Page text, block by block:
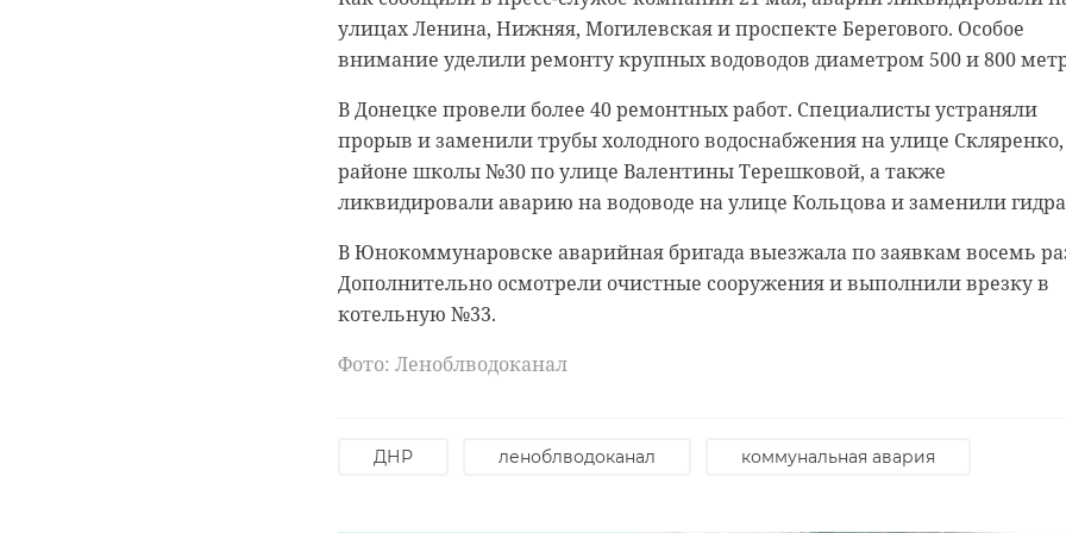
улицах Ленина, Нижняя, Могилевская и проспекте Берегового. Особое
внимание уделили ремонту крупных водоводов диаметром 500 и 800
В Донецке провели более 40 ремонтных работ. Специалисты устраняли
прорыв и заменили трубы холодного водоснабжения на улице
районе школы №30 по улице Валентины Терешковой, а также
ликвидировали аварию на водоводе на улице Кольцова и заменили
В Юнокоммунаровске аварийная бригада выезжала по заявкам восемь
Дополнительно осмотрели очистные сооружения и выполнили врезку в
котельную №33.
Фото: Леноблводоканал
ДНР леноблводоканал коммунальная авария
Основной период ОГЭ в 47 регионе продлится до 2 июля. В нем примут
участие более 17,2 тысячи школьников. Еще две тысячи выпускников 9-х
Фото: комитет образования Ленобласти
"Тойота", "Форд Мондэо", "Ниссан", "Форд Транзит" и "Форд Фокус". В
результате ДТП пострадал 7-летний пассажир "Форд Мондэо". Ребенка с
На время ликвидации аварии движение по внешнему кольцу КАДа
запущено по одной полосе.